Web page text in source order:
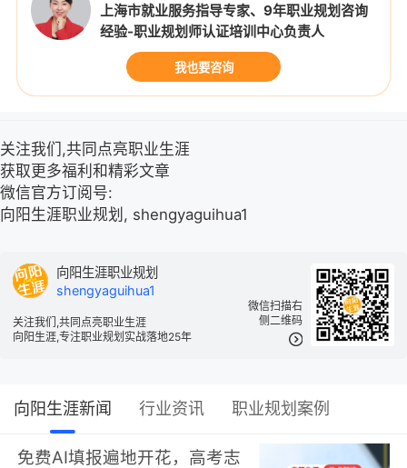
上海市就业服务指导专家、9年职业规划咨询
经验-职业规划师认证培训中心负责人
我也要咨询
关注我们,共同点亮职业生涯
获取更多福利和精彩文章
微信官方订阅号:
向阳生涯职业规划, shengyaguihua1
微信扫描右
侧二维码
向阳生涯职业规划
shengyaguihua1
关注我们,共同点亮职业生涯
向阳生涯,专注职业规划实战落地25年
向阳生涯新闻 行业资讯 职业规划案例
免费AI填报遍地开花，高考志